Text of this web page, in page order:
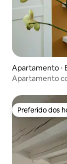
Apartamento ⋅
Apartamento
Preferido dos
Preferido dos